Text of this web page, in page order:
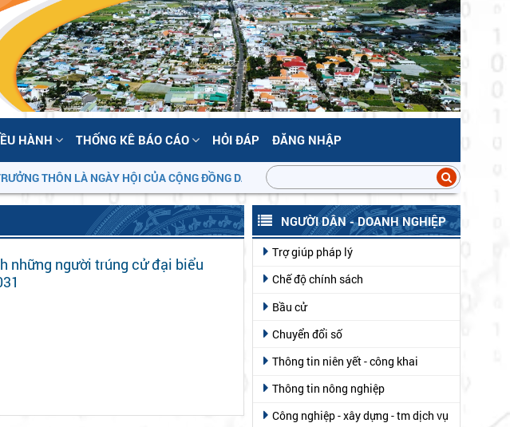
HÀNH THỐNG KÊ BÁO CÁO HỎI ĐÁP ĐĂNG NHẬP
THÔN LÀ NGÀY HỘI CỦA CỘNG ĐỒNG DÂN CƯ!
những người trúng cử đại biểu
NGƯỜI DÂN - DOANH NGHIỆP
Trợ giúp pháp lý
Chế độ chính sách
Bầu cử
Chuyển đổi số
Thông tin niên yết - công khai
Thông tin nông nghiệp
Công nghiệp - xây dựng - tm dịch vụ